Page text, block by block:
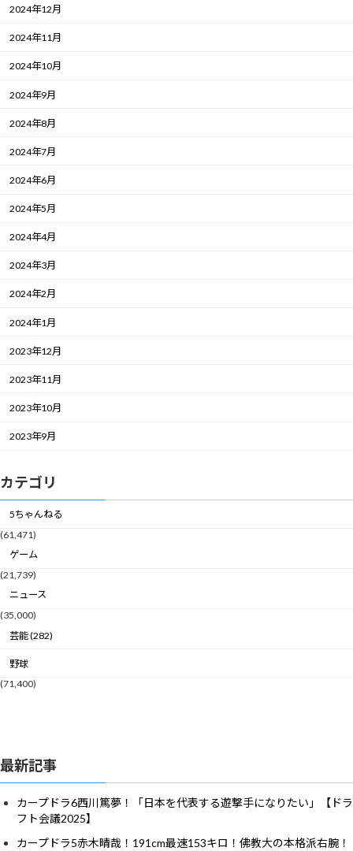
2024年12月
2024年11月
2024年10月
2024年9月
2024年8月
2024年7月
2024年6月
2024年5月
2024年4月
2024年3月
2024年2月
2024年1月
2023年12月
2023年11月
2023年10月
2023年9月
カテゴリ
5ちゃんねる
(61,471)
ゲーム
(21,739)
ニュース
(35,000)
芸能 (282)
野球
(71,400)
最新記事
カープドラ6西川篤夢！「日本を代表する遊撃手になりたい」【ドラ
フト会議2025】
カープドラ5赤木晴哉！191cm最速153キロ！佛教大の本格派右腕！